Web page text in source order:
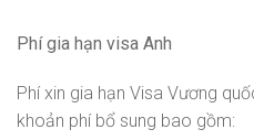
Phí gia hạn visa Anh
Phí xin gia hạn Visa Vương
khoản phí bổ sung bao gồm: